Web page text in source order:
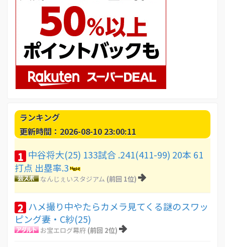
ランキング
更新時間：2026-08-10 23:00:11
1 中谷将大(25) 133試合 .241(411-99) 20本 61
打点 出塁率.3
なんじぇいスタジアム (前回 1位)
2 ハメ撮り中やたらカメラ見てくる謎のスワッ
ピング妻・C紗(25)
お宝エログ幕府 (前回 2位)